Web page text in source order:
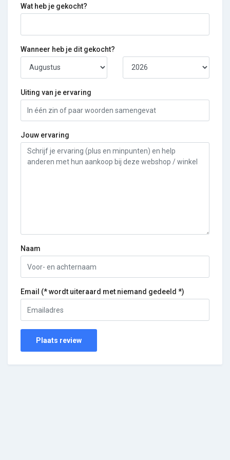
Wat heb je gekocht?
Wanneer heb je dit gekocht?
Uiting van je ervaring
Jouw ervaring
Naam
Email (* wordt uiteraard met niemand gedeeld *)
Plaats review